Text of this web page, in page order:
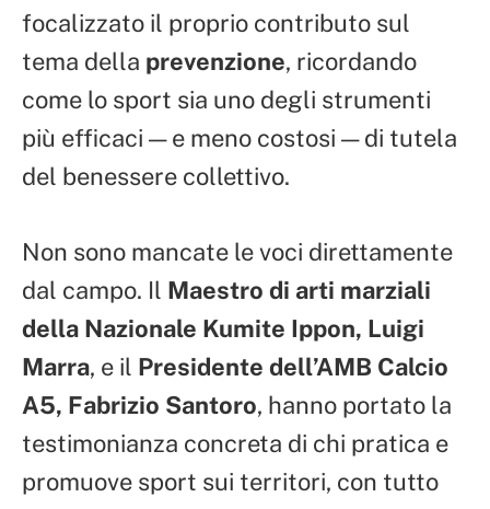
focalizzato il proprio contributo sul
tema della prevenzione, ricordando
come lo sport sia uno degli strumenti
più efficaci — e meno costosi — di tutela
del benessere collettivo.
Non sono mancate le voci direttamente
dal campo. Il Maestro di arti marziali
della Nazionale Kumite Ippon, Luigi
Marra, e il Presidente dell’AMB Calcio
A5, Fabrizio Santoro, hanno portato la
testimonianza concreta di chi pratica e
promuove sport sui territori, con tutto